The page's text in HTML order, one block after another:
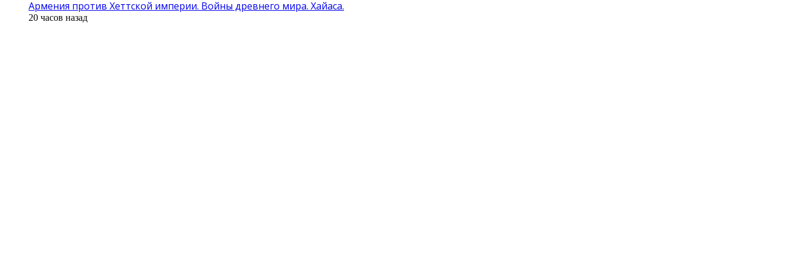
Армения против Хеттской империи. Войны древнего мира. Хайаса.
20 часов назад